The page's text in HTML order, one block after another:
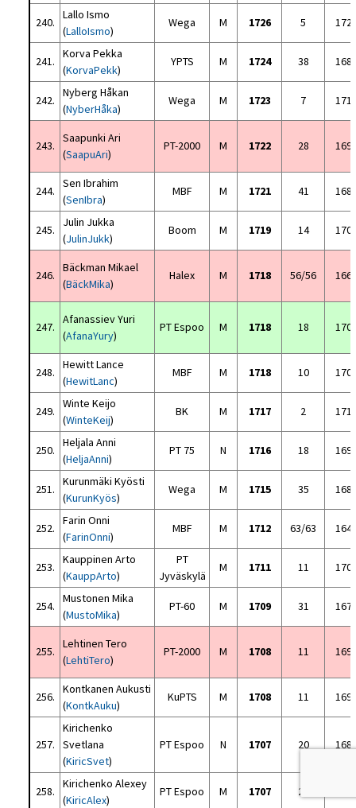
240.
Lallo Ismo
(LalloIsmo)
Wega M 1726 5
241.
Korva Pekka
(KorvaPekk)
YPTS M 1724 38
242.
Nyberg Håkan
(NyberHåka)
Wega M 1723 7
243.
Saapunki Ari
(SaapuAri)
PT-2000 M 1722 28
244.
Sen Ibrahim
(SenIbra)
MBF M 1721 41
245.
Julin Jukka
(JulinJukk)
Boom M 1719 14
246.
Bäckman Mikael
(BäckMika)
Halex M 1718 56/56
247.
Afanassiev Yuri
(AfanaYury)
PT Espoo M 1718 18
248.
Hewitt Lance
(HewitLanc)
MBF M 1718 10
249.
Winte Keijo
(WinteKeij)
BK M 1717 2
250.
Heljala Anni
(HeljaAnni)
PT 75 N 1716 18
251.
Kurunmäki Kyösti
(KurunKyös)
Wega M 1715 35
252.
Farin Onni
(FarinOnni)
MBF M 1712 63/63
253.
Kauppinen Arto
(KauppArto)
PT
Jyväskylä
M 1711 11
254.
Mustonen Mika
(MustoMika)
PT-60 M 1709 31
255.
Lehtinen Tero
(LehtiTero)
PT-2000 M 1708 11
256.
Kontkanen Aukusti
(KontkAuku)
KuPTS M 1708 11
257.
Kirichenko
Svetlana
(KiricSvet)
PT Espoo N 1707 20
258.
Kirichenko Alexey
(KiricAlex)
PT Espoo M 1707 25